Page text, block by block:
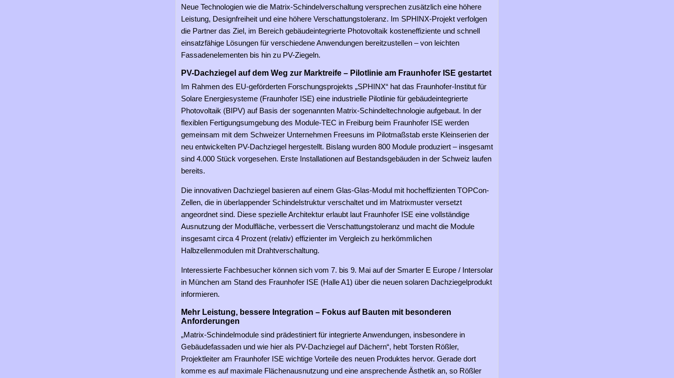
Neue Technologien wie die Matrix-Schindelverschaltung versprechen zusätzlich eine höhere
Leistung, Designfreiheit und eine höhere Verschattungstoleranz. Im SPHINX-Projekt verfolgen
die Partner das Ziel, im Bereich gebäudeintegrierte Photovoltaik kosteneffiziente und schnell
einsatzfähige Lösungen für verschiedene Anwendungen bereitzustellen – von leichten
Fassadenelementen bis hin zu PV-Ziegeln.
PV-Dachziegel auf dem Weg zur Marktreife – Pilotlinie am Fraunhofer ISE gestartet
Im Rahmen des EU-geförderten Forschungsprojekts „SPHINX“ hat das Fraunhofer-Institut für
Solare Energiesysteme (Fraunhofer ISE) eine industrielle Pilotlinie für gebäudeintegrierte
Photovoltaik (BIPV) auf Basis der sogenannten Matrix-Schindeltechnologie aufgebaut. In der
flexiblen Fertigungsumgebung des Module-TEC in Freiburg beim Fraunhofer ISE werden
gemeinsam mit dem Schweizer Unternehmen Freesuns im Pilotmaßstab erste Kleinserien der
neu entwickelten PV-Dachziegel hergestellt. Bislang wurden 800 Module produziert – insgesamt
sind 4.000 Stück vorgesehen. Erste Installationen auf Bestandsgebäuden in der Schweiz laufen
bereits.
Die innovativen Dachziegel basieren auf einem Glas-Glas-Modul mit hocheffizienten TOPCon-
Zellen, die in überlappender Schindelstruktur verschaltet und im Matrixmuster versetzt
angeordnet sind. Diese spezielle Architektur erlaubt laut Fraunhofer ISE eine vollständige
Ausnutzung der Modulfläche, verbessert die Verschattungstoleranz und macht die Module
insgesamt circa 4 Prozent (relativ) effizienter im Vergleich zu herkömmlichen
Halbzellenmodulen mit Drahtverschaltung.
Interessierte Fachbesucher können sich vom 7. bis 9. Mai auf der Smarter E Europe / Intersolar
in München am Stand des Fraunhofer ISE (Halle A1) über die neuen solaren Dachziegelprodukt
informieren.
Mehr Leistung, bessere Integration – Fokus auf Bauten mit besonderen
Anforderungen
„Matrix-Schindelmodule sind prädestiniert für integrierte Anwendungen, insbesondere in
Gebäudefassaden und wie hier als PV-Dachziegel auf Dächern“, hebt Torsten Rößler,
Projektleiter am Fraunhofer ISE wichtige Vorteile des neuen Produktes hervor. Gerade dort
komme es auf maximale Flächenausnutzung und eine ansprechende Ästhetik an, so Rößler